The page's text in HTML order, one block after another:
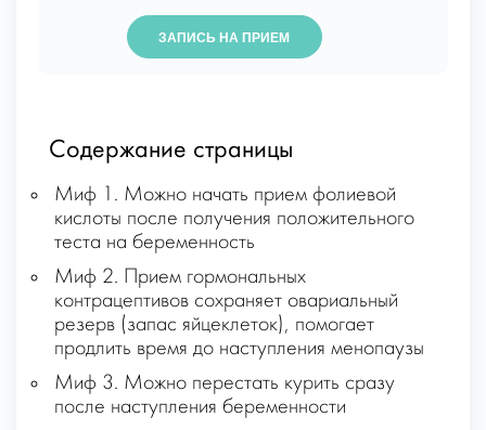
ЗАПИСЬ НА ПРИЕМ
Содержание страницы
Миф 1. Можно начать прием фолиевой
кислоты после получения положительного
теста на беременность
Миф 2. Прием гормональных
контрацептивов сохраняет овариальный
резерв (запас яйцеклеток), помогает
продлить время до наступления менопаузы
Миф 3. Можно перестать курить сразу
после наступления беременности